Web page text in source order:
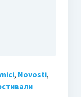
, Novosti,